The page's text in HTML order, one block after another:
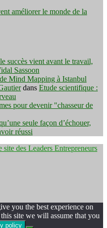
améliorer le monde de la
succès vient avant le travail,
Sassoon
Mind Mapping à Istanbul
dans Etude scientifique :
pour devenir "chasseur de
seule façon d’échouer,
réussi
des Leaders Entrepreneurs
you the best experience on
site we will assume that you
policy